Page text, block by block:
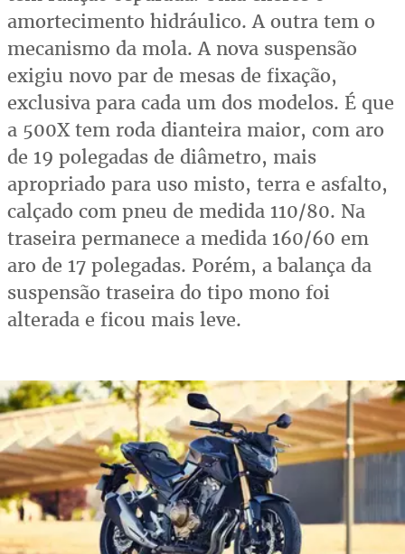
amortecimento hidráulico. A outra tem o
mecanismo da mola. A nova suspensão
exigiu novo par de mesas de fixação,
exclusiva para cada um dos modelos. É que
a 500X tem roda dianteira maior, com aro
de 19 polegadas de diâmetro, mais
apropriado para uso misto, terra e asfalto,
calçado com pneu de medida 110/80. Na
traseira permanece a medida 160/60 em
aro de 17 polegadas. Porém, a balança da
suspensão traseira do tipo mono foi
alterada e ficou mais leve.